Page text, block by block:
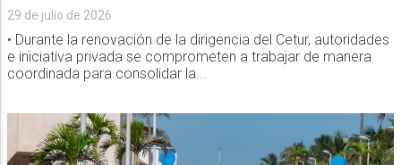
29 de julio de 2026
• Durante la renovación de la dirigencia del Cetur, autoridades
e iniciativa privada se comprometen a trabajar de manera
coordinada para consolidar la...